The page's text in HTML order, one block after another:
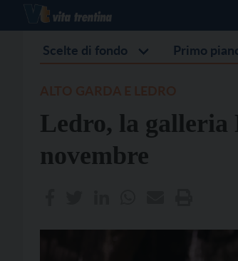
Scelte di fondo Primo
Ledro, la
novembre